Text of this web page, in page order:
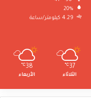
20%
4.29 كيلومتر/ساعة
37
℃
الثلاثاء
38
℃
الأربعاء